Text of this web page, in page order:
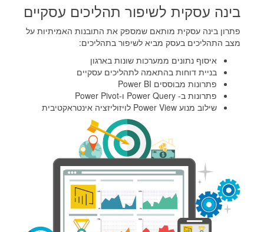
בינה עסקית לשיפור תהליכים עסקיים
פתרון בינה עסקית מותאם שמספק את התובנות האמיתיות על
מצב התהליכים בעסק מביא לשיפור בתהליכים:
איסוף נתונים ממערכות שונות בארגון
בניית דוחות בהתאמה לתהליכים עסקיים
פתרונות מבוססים Power BI
פתרונות ב- Power Query ו-Power Pivot
שילוב מנוע Power View לויזוליזציה אינטראקטיבית